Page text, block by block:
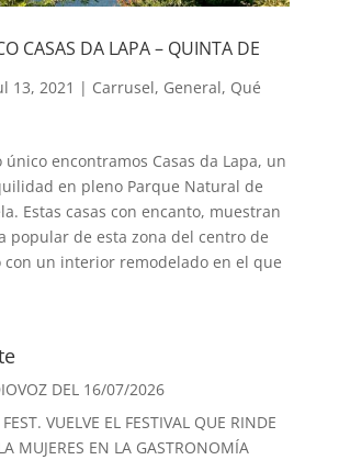
CASAS DA LAPA – QUINTA DE
13, 2021 | Carrusel, General, Qué
encontramos Casas da Lapa, un
en pleno Parque Natural de
Estas casas con encanto, muestran
popular de esta zona del centro de
con un interior remodelado en el que
DEL 16/07/2026
VUELVE EL FESTIVAL QUE RINDE
MUJERES EN LA GASTRONOMÍA